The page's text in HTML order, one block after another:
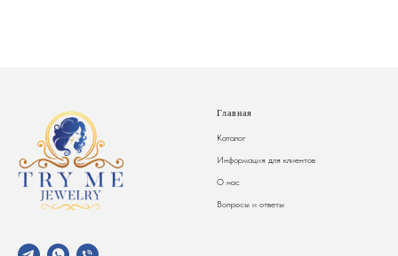
Главная
Каталог
Информация для клиентов
О нас
Вопросы и ответы